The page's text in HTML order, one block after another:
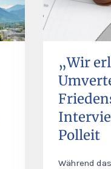
„Wir
Polleit
Während